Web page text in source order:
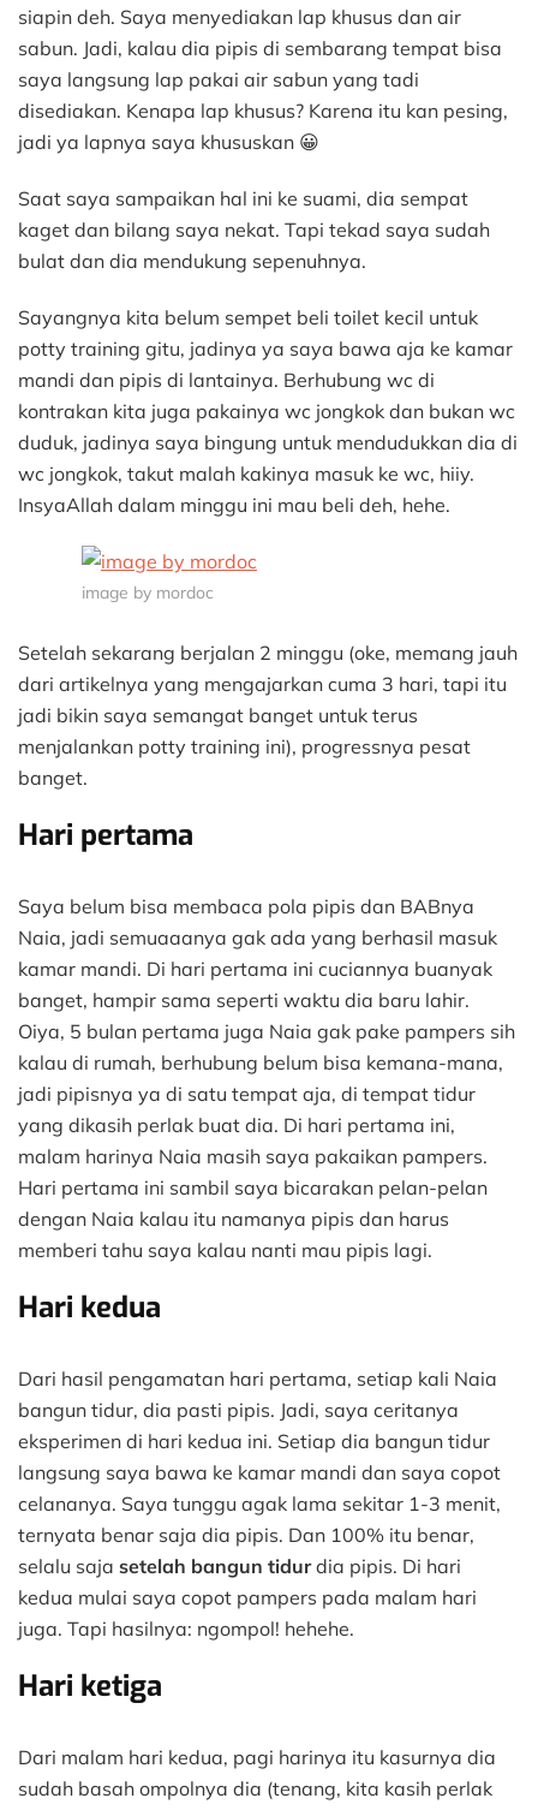
siapin deh. Saya menyediakan lap khusus dan air
sabun. Jadi, kalau dia pipis di sembarang tempat bisa
saya langsung lap pakai air sabun yang tadi
disediakan. Kenapa lap khusus? Karena itu kan pesing,
jadi ya lapnya saya khususkan 😀
Saat saya sampaikan hal ini ke suami, dia sempat
kaget dan bilang saya nekat. Tapi tekad saya sudah
bulat dan dia mendukung sepenuhnya.
Sayangnya kita belum sempet beli toilet kecil untuk
potty training gitu, jadinya ya saya bawa aja ke kamar
mandi dan pipis di lantainya. Berhubung wc di
kontrakan kita juga pakainya wc jongkok dan bukan wc
duduk, jadinya saya bingung untuk mendudukkan dia di
wc jongkok, takut malah kakinya masuk ke wc, hiiy.
InsyaAllah dalam minggu ini mau beli deh, hehe.
image by mordoc
Setelah sekarang berjalan 2 minggu (oke, memang jauh
dari artikelnya yang mengajarkan cuma 3 hari, tapi itu
jadi bikin saya semangat banget untuk terus
menjalankan potty training ini), progressnya pesat
banget.
Hari pertama
Saya belum bisa membaca pola pipis dan BABnya
Naia, jadi semuaaanya gak ada yang berhasil masuk
kamar mandi. Di hari pertama ini cuciannya buanyak
banget, hampir sama seperti waktu dia baru lahir.
Oiya, 5 bulan pertama juga Naia gak pake pampers sih
kalau di rumah, berhubung belum bisa kemana-mana,
jadi pipisnya ya di satu tempat aja, di tempat tidur
yang dikasih perlak buat dia. Di hari pertama ini,
malam harinya Naia masih saya pakaikan pampers.
Hari pertama ini sambil saya bicarakan pelan-pelan
dengan Naia kalau itu namanya pipis dan harus
memberi tahu saya kalau nanti mau pipis lagi.
Hari kedua
Dari hasil pengamatan hari pertama, setiap kali Naia
bangun tidur, dia pasti pipis. Jadi, saya ceritanya
eksperimen di hari kedua ini. Setiap dia bangun tidur
langsung saya bawa ke kamar mandi dan saya copot
celananya. Saya tunggu agak lama sekitar 1-3 menit,
ternyata benar saja dia pipis. Dan 100% itu benar,
selalu saja setelah bangun tidurdia pipis. Di hari
kedua mulai saya copot pampers pada malam hari
juga. Tapi hasilnya: ngompol! hehehe.
Hari ketiga
Dari malam hari kedua, pagi harinya itu kasurnya dia
sudah basah ompolnya dia (tenang, kita kasih perlak